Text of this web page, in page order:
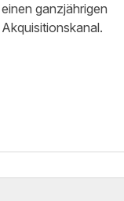
einen ganzjährigen
Akquisitionskanal.